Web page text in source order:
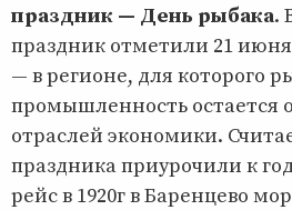
праздник — День рыбака.
праздник отметили 21 июня
— в регионе, для которого
промышленность остается
отраслей экономики.
праздника приурочили к
рейс в 1920г в Баренцево